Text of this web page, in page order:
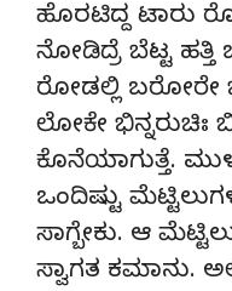
ಹೊರಟಿದ್ದ ಟಾರು
ನೋಡಿದ್ರೆ ಬೆಟ್ಟ ಹತ್ತಿ
ರೋಡಲ್ಲಿ ಬರೋರೇ
ಲೋಕೇ
ಕೊನೆಯಾಗುತ್ತೆ.
ಒಂದಿಷ್ಟು
ಸಾಗ್ಬೇಕು. ಆ
ಸ್ವಾಗತ ಕಮಾನು.